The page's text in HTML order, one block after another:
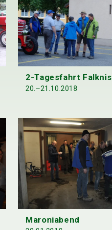
2-Tagesfahrt Falknis
20.–21.10.2018
Maroniabend